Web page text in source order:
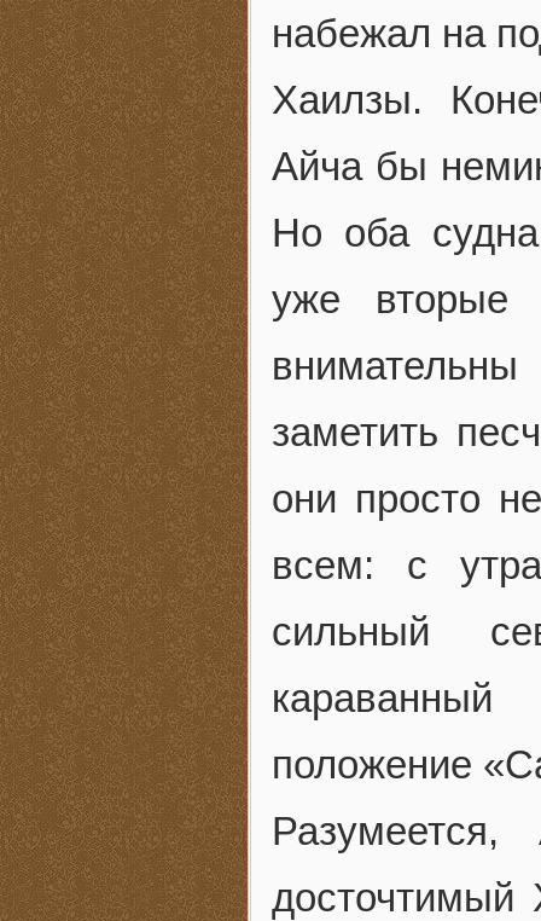
набежал на
Хаилзы.
Айча бы
Но оба
уже вторые
заметить
они просто
всем: с
сильный
положение
досточтимый